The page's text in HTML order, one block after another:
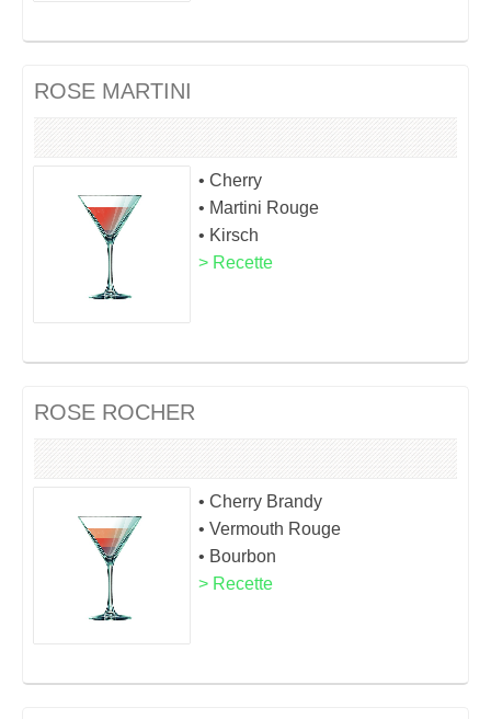
ROSE MARTINI
• Cherry
• Martini Rouge
• Kirsch
> Recette
ROSE ROCHER
• Cherry Brandy
• Vermouth Rouge
• Bourbon
> Recette